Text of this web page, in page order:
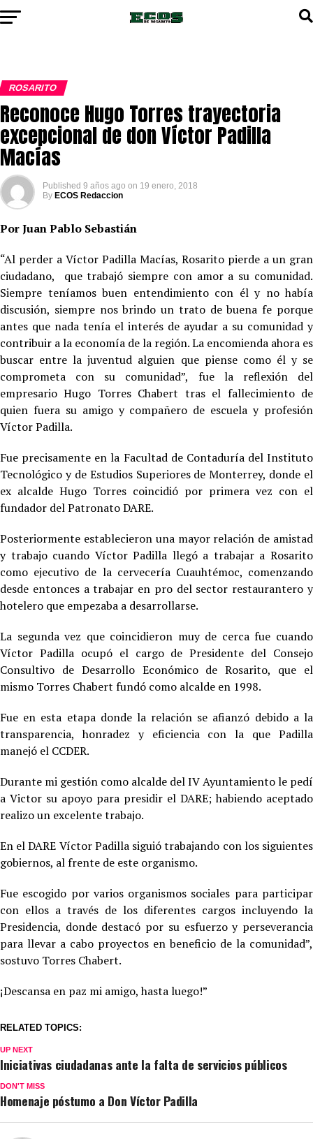
ROSARITO
Reconoce Hugo Torres trayectoria
excepcional de don Víctor Padilla
Macías
Published 9 años ago on 19 enero, 2018
By ECOS Redaccion
Por Juan Pablo Sebastián
“Al perder a Víctor Padilla Macías, Rosarito pierde a un gran
ciudadano, que trabajó siempre con amor a su comunidad.
Siempre teníamos buen entendimiento con él y no había
discusión, siempre nos brindo un trato de buena fe porque
antes que nada tenía el interés de ayudar a su comunidad y
contribuir a la economía de la región. La encomienda ahora es
buscar entre la juventud alguien que piense como él y se
comprometa con su comunidad”, fue la reflexión del
empresario Hugo Torres Chabert tras el fallecimiento de
quien fuera su amigo y compañero de escuela y profesión
Víctor Padilla.
Fue precisamente en la Facultad de Contaduría del Instituto
Tecnológico y de Estudios Superiores de Monterrey, donde el
ex alcalde Hugo Torres coincidió por primera vez con el
fundador del Patronato DARE.
Posteriormente establecieron una mayor relación de amistad
y trabajo cuando Víctor Padilla llegó a trabajar a Rosarito
como ejecutivo de la cervecería Cuauhtémoc, comenzando
desde entonces a trabajar en pro del sector restaurantero y
hotelero que empezaba a desarrollarse.
La segunda vez que coincidieron muy de cerca fue cuando
Víctor Padilla ocupó el cargo de Presidente del Consejo
Consultivo de Desarrollo Económico de Rosarito, que el
mismo Torres Chabert fundó como alcalde en 1998.
Fue en esta etapa donde la relación se afianzó debido a la
transparencia, honradez y eficiencia con la que Padilla
manejó el CCDER.
Durante mi gestión como alcalde del IV Ayuntamiento le pedí
a Victor su apoyo para presidir el DARE; habiendo aceptado
realizo un excelente trabajo.
En el DARE Víctor Padilla siguió trabajando con los siguientes
gobiernos, al frente de este organismo.
Fue escogido por varios organismos sociales para participar
con ellos a través de los diferentes cargos incluyendo la
Presidencia, donde destacó por su esfuerzo y perseverancia
para llevar a cabo proyectos en beneficio de la comunidad”,
sostuvo Torres Chabert.
¡Descansa en paz mi amigo, hasta luego!”
RELATED TOPICS:
UP NEXT
Iniciativas ciudadanas ante la falta de servicios públicos
DON'T MISS
Homenaje póstumo a Don Víctor Padilla